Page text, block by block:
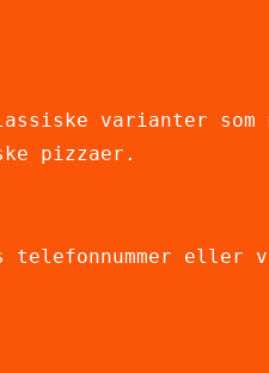
varianter som
pizzaer.
eller